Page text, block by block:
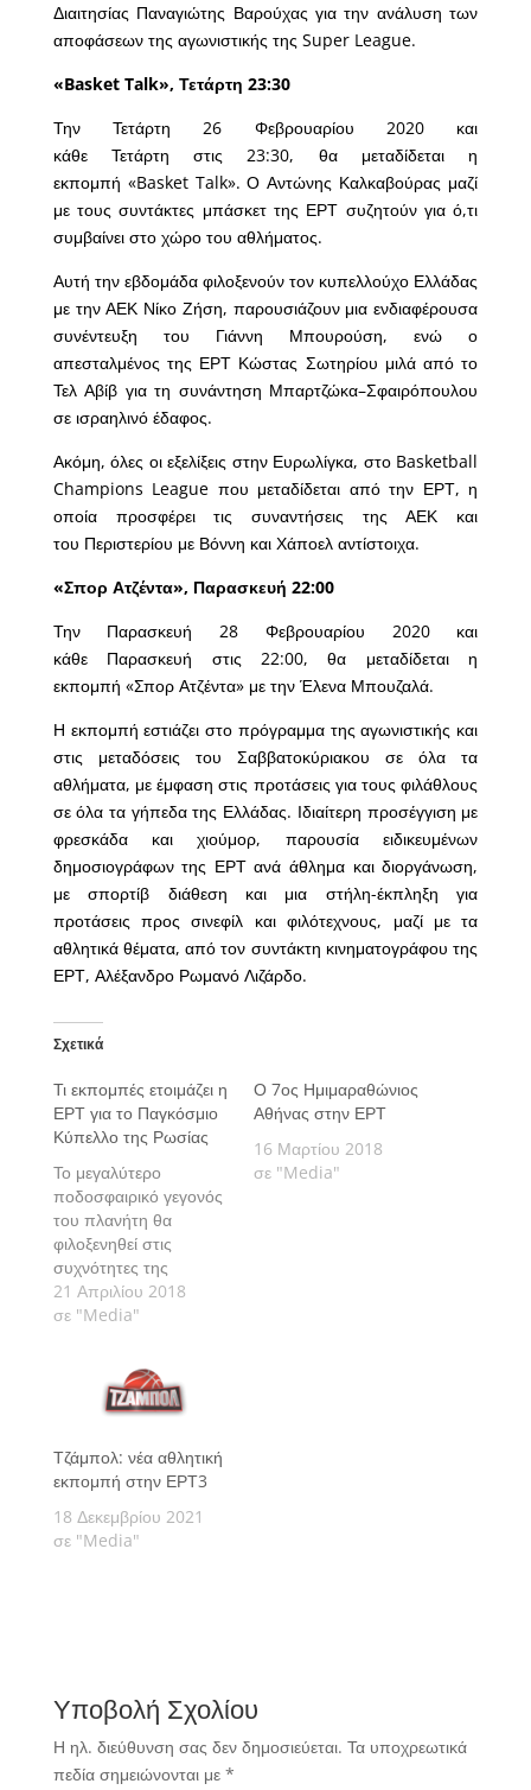
Διαιτησίας Παναγιώτης Βαρούχας για την ανάλυση των
αποφάσεων της αγωνιστικής της Super League.
«Basket Talk», Τετάρτη 23:30
Την Τετάρτη 26 Φεβρουαρίου 2020 και
κάθε Τετάρτη στις 23:30, θα μεταδίδεται η
εκπομπή «Basket Talk». Ο Αντώνης Καλκαβούρας μαζί
με τους συντάκτες μπάσκετ της ΕΡΤ συζητούν για ό,τι
συμβαίνει στο χώρο του αθλήματος.
Αυτή την εβδομάδα φιλοξενούν τον κυπελλούχο Ελλάδας
με την ΑΕΚ Νίκο Ζήση, παρουσιάζουν μια ενδιαφέρουσα
συνέντευξη του Γιάννη Μπουρούση, ενώ ο
απεσταλμένος της ΕΡΤ Κώστας Σωτηρίου μιλά από το
Τελ Αβίβ για τη συνάντηση Μπαρτζώκα–Σφαιρόπουλου
σε ισραηλινό έδαφος.
Ακόμη, όλες οι εξελίξεις στην Ευρωλίγκα, στο Basketball
Champions League που μεταδίδεται από την ΕΡΤ, η
οποία προσφέρει τις συναντήσεις της ΑΕΚ και
του Περιστερίου με Βόννη και Χάποελ αντίστοιχα.
«Σπορ Ατζέντα», Παρασκευή 22:00
Την Παρασκευή 28 Φεβρουαρίου 2020 και
κάθε Παρασκευή στις 22:00, θα μεταδίδεται η
εκπομπή «Σπορ Ατζέντα» με την Έλενα Μπουζαλά.
Η εκπομπή εστιάζει στο πρόγραμμα της αγωνιστικής και
στις μεταδόσεις του Σαββατοκύριακου σε όλα τα
αθλήματα, με έμφαση στις προτάσεις για τους φιλάθλους
σε όλα τα γήπεδα της Ελλάδας. Ιδιαίτερη προσέγγιση με
φρεσκάδα και χιούμορ, παρουσία ειδικευμένων
δημοσιογράφων της ΕΡΤ ανά άθλημα και διοργάνωση,
με σπορτίβ διάθεση και μια στήλη-έκπληξη για
προτάσεις προς σινεφίλ και φιλότεχνους, μαζί με τα
αθλητικά θέματα, από τον συντάκτη κινηματογράφου της
ΕΡΤ, Αλέξανδρο Ρωμανό Λιζάρδο.
Σχετικά
Τι εκπομπές ετοιμάζει η
ΕΡΤ για το Παγκόσμιο
Κύπελλο της Ρωσίας
Το μεγαλύτερο
ποδοσφαιρικό γεγονός
του πλανήτη θα
φιλοξενηθεί στις
συχνότητες της
δημόσιας τηλεόρασης
που ξεκινά ειδικές
του Sport24.gr, Νίκος
Μποζιονέλος.
21 Απριλίου 2018
σε "Media"
Ο 7ος Ημιμαραθώνιος
Αθήνας στην ΕΡΤ
16 Μαρτίου 2018
σε "Media"
Τζάμπολ: νέα αθλητική
εκπομπή στην ΕΡΤ3
18 Δεκεμβρίου 2021
σε "Media"
Υποβολή Σχολίου
Η ηλ. διεύθυνση σας δεν δημοσιεύεται. Τα υποχρεωτικά
πεδία σημειώνονται με *